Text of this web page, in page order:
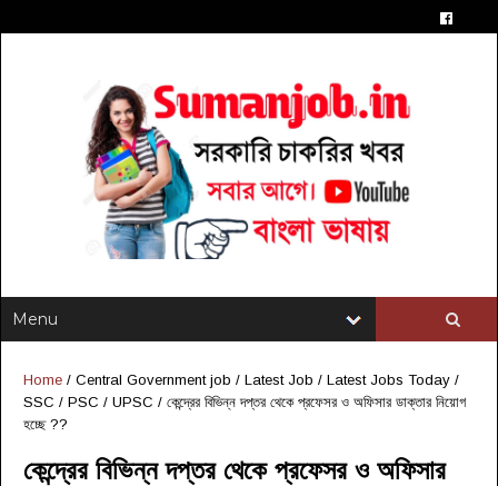
Home / Central Government job / Latest Job / Latest Jobs Today /
SSC / PSC / UPSC / কেন্দ্রের বিভিন্ন দপ্তর থেকে প্রফেসর ও অফিসার ডাক্তার নিয়োগ
হচ্ছে ??
কেন্দ্রের বিভিন্ন দপ্তর থেকে প্রফেসর ও অফিসার